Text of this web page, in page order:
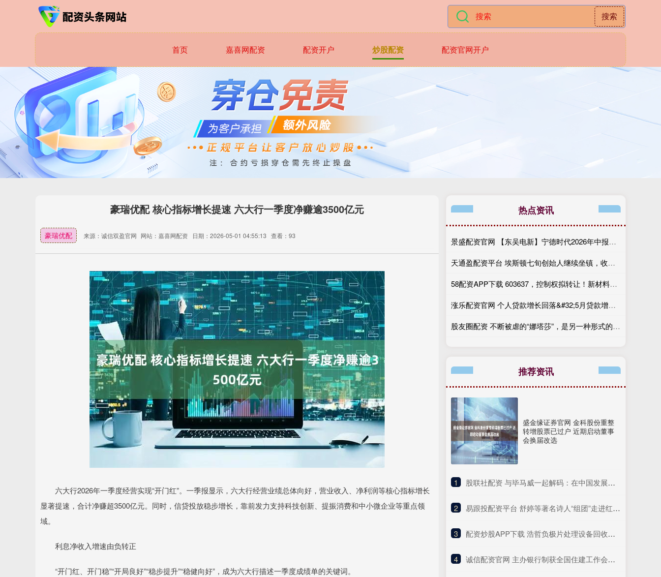
搜索
首页 嘉喜网配资 配资开户 炒股配资 配资官网开户
豪瑞优配 核心指标增长提速 六大行一季度净赚逾3500亿元
豪瑞优配 来源：诚信双盈官网 网站：嘉喜网配资 日期：2026-05-01 04:55:13 查看：93
六大行2026年一季度经营实现“开门红”。一季报显示，六大行经营业绩总体向好，营业收入、净利润等核心指标增长
显著提速，合计净赚超3500亿元。同时，信贷投放稳步增长，靠前发力支持科技创新、提振消费和中小微企业等重点领
域。
利息净收入增速由负转正
“开门红、开门稳”“开局良好”“稳步提升”“稳健向好”，成为六大行描述一季度成绩单的关键词。
热点资讯
景盛配资官网 【东吴电新】宁德时代2026年中报点评：出货高增业绩稳健，回购彰显龙头信心
天通盈配资平台 埃斯顿七旬创始人继续坐镇，收购酷卓到底为了里子还是面子？
58配资APP下载 603637，控制权拟转让！新材料巨头实控人或入主
涨乐配资官网 个人贷款增长回落&#32;5月贷款增速换挡
股友圈配资 不断被虐的“娜塔莎”，是另一种形式的网络烂梗 | 封面评论
推荐资讯
盛金缘证券官网 金科股份重整
转增股票已过户 近期启动董事
会换届改选
1 ​股联社配资 与毕马威一起解码：在中国发展高层论坛看“十五五”规划里的中国机遇
2 ​易跟投配资平台 舒婷等著名诗人“组团”走进红旗渠
3 ​配资炒股APP下载 浩哲负极片处理设备回收价值验证：数据见证 “废料” 的逆袭
4 ​诚信配资官网 主办银行制获全国住建工作会议力推 望成房地产新模式三大基础制度之一